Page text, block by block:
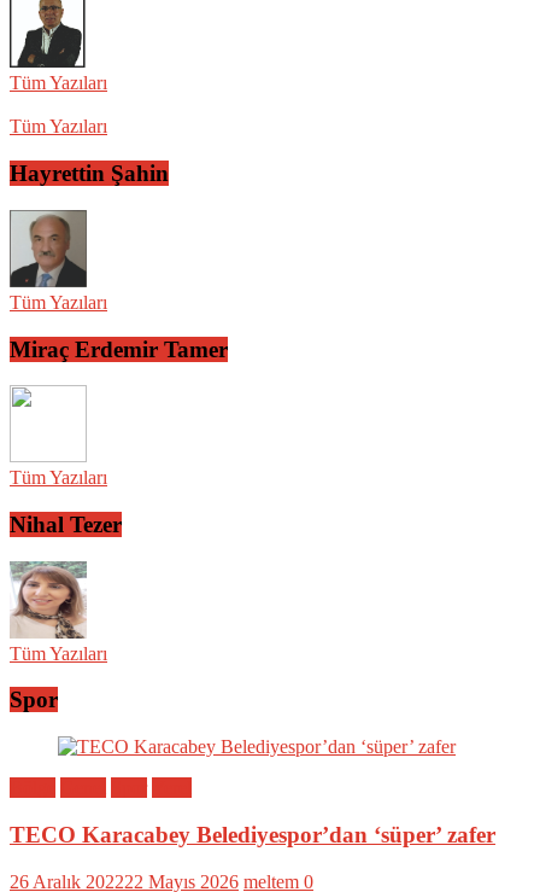
Tüm Yazıları
Tüm Yazıları
Hayrettin Şahin
Tüm Yazıları
Miraç Erdemir Tamer
Tüm Yazıları
Nihal Tezer
Tüm Yazıları
Spor
TECO Karacabey Belediyespor’dan ‘süper’ zafer
26 Aralık 202222 Mayıs 2026 meltem 0